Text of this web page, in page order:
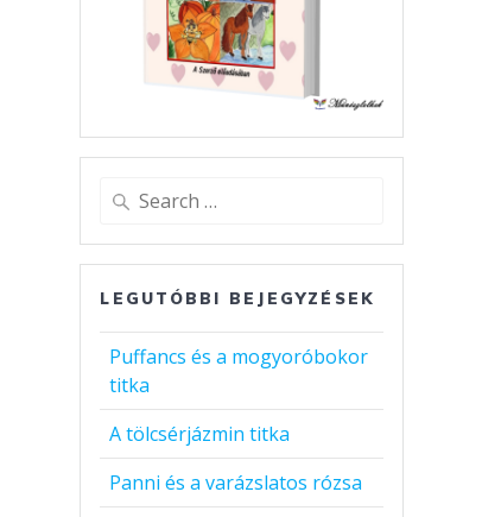
Search
LEGUTÓBBI BEJEGYZÉSEK
Puffancs és a mogyoróbokor
titka
A tölcsérjázmin titka
Panni és a varázslatos rózsa